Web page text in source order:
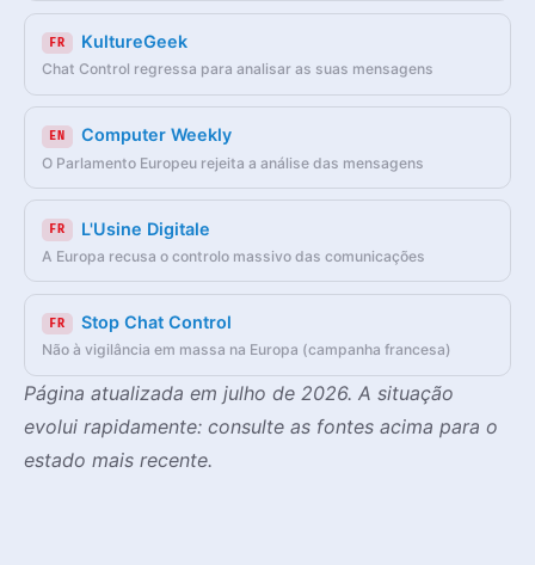
FR KultureGeek
Chat Control regressa para analisar as suas mensagens
EN Computer Weekly
O Parlamento Europeu rejeita a análise das mensagens
FR L'Usine Digitale
A Europa recusa o controlo massivo das comunicações
FR Stop Chat Control
Não à vigilância em massa na Europa (campanha francesa)
Página atualizada em julho de 2026. A situação
evolui rapidamente: consulte as fontes acima para o
estado mais recente.